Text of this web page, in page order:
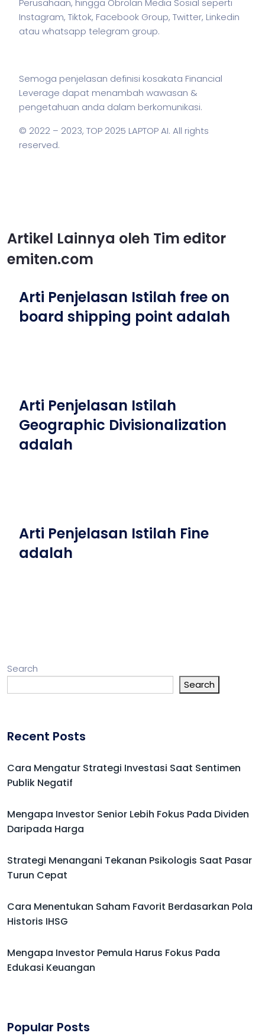
Perusahaan, hingga Obrolan Media Sosial seperti
Instagram, Tiktok, Facebook Group, Twitter, Linkedin
atau whatsapp telegram group.
Semoga penjelasan definisi kosakata Financial
Leverage dapat menambah wawasan &
pengetahuan anda dalam berkomunikasi.
© 2022 – 2023, TOP 2025 LAPTOP AI. All rights
reserved.
Artikel Lainnya oleh Tim editor
emiten.com
Arti Penjelasan Istilah free on
board shipping point adalah
Arti Penjelasan Istilah
Geographic Divisionalization
adalah
Arti Penjelasan Istilah Fine
adalah
Search
Search
Recent Posts
Cara Mengatur Strategi Investasi Saat Sentimen
Publik Negatif
Mengapa Investor Senior Lebih Fokus Pada Dividen
Daripada Harga
Strategi Menangani Tekanan Psikologis Saat Pasar
Turun Cepat
Cara Menentukan Saham Favorit Berdasarkan Pola
Historis IHSG
Mengapa Investor Pemula Harus Fokus Pada
Edukasi Keuangan
Popular Posts